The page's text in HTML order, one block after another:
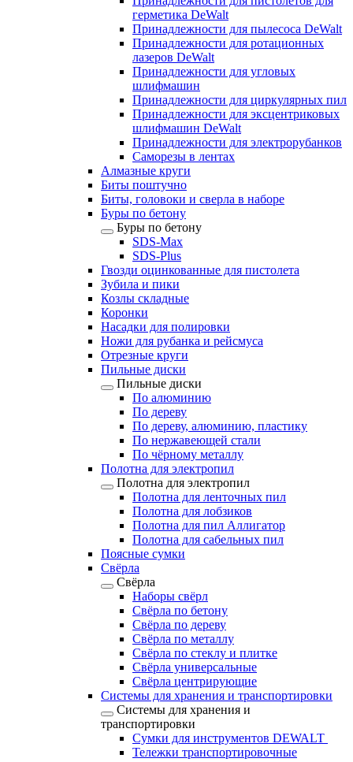
герметика DeWalt
Принадлежности для пылесоса DeWalt
Принадлежности для ротационных
лазеров DeWalt
Принадлежности для угловых
шлифмашин
Принадлежности для циркулярных пил
Принадлежности для эксцентриковых
шлифмашин DeWalt
Принадлежности для электрорубанков
Саморезы в лентах
Алмазные круги
Биты поштучно
Биты, головоки и сверла в наборе
Буры по бетону
Буры по бетону
SDS-Max
SDS-Plus
Гвозди оцинкованные для пистолета
Зубила и пики
Козлы складные
Коронки
Насадки для полировки
Ножи для рубанка и рейсмуса
Отрезные круги
Пильные диски
Пильные диски
По алюминию
По дереву
По дереву, алюминию, пластику
По нержавеющей стали
По чёрному металлу
Полотна для электропил
Полотна для электропил
Полотна для ленточных пил
Полотна для лобзиков
Полотна для пил Аллигатор
Полотна для сабельных пил
Поясные сумки
Свёрла
Свёрла
Наборы свёрл
Свёрла по бетону
Свёрла по дереву
Свёрла по металлу
Свёрла по стеклу и плитке
Свёрла универсальные
Свёрла центрирующие
Системы для хранения и транспортировки
Системы для хранения и
транспортировки
Сумки для инструментов DEWALT
Тележки транспортировочные